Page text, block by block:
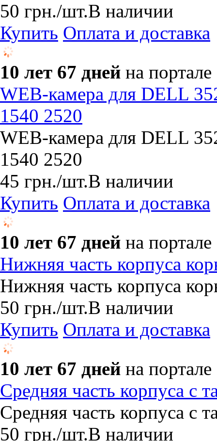
50 грн./шт.В наличии
Купить Оплата и доставка
10 лет 67 дней на портале
WEB-камера для DELL
1540 2520
WEB-камера для DELL
1540 2520
45 грн./шт.В наличии
Купить Оплата и доставка
10 лет 67 дней на портале
Нижняя часть корпуса
Нижняя часть корпуса
50 грн./шт.В наличии
Купить Оплата и доставка
10 лет 67 дней на портале
Средняя часть корпуса с
Средняя часть корпуса с
50 грн./шт.В наличии